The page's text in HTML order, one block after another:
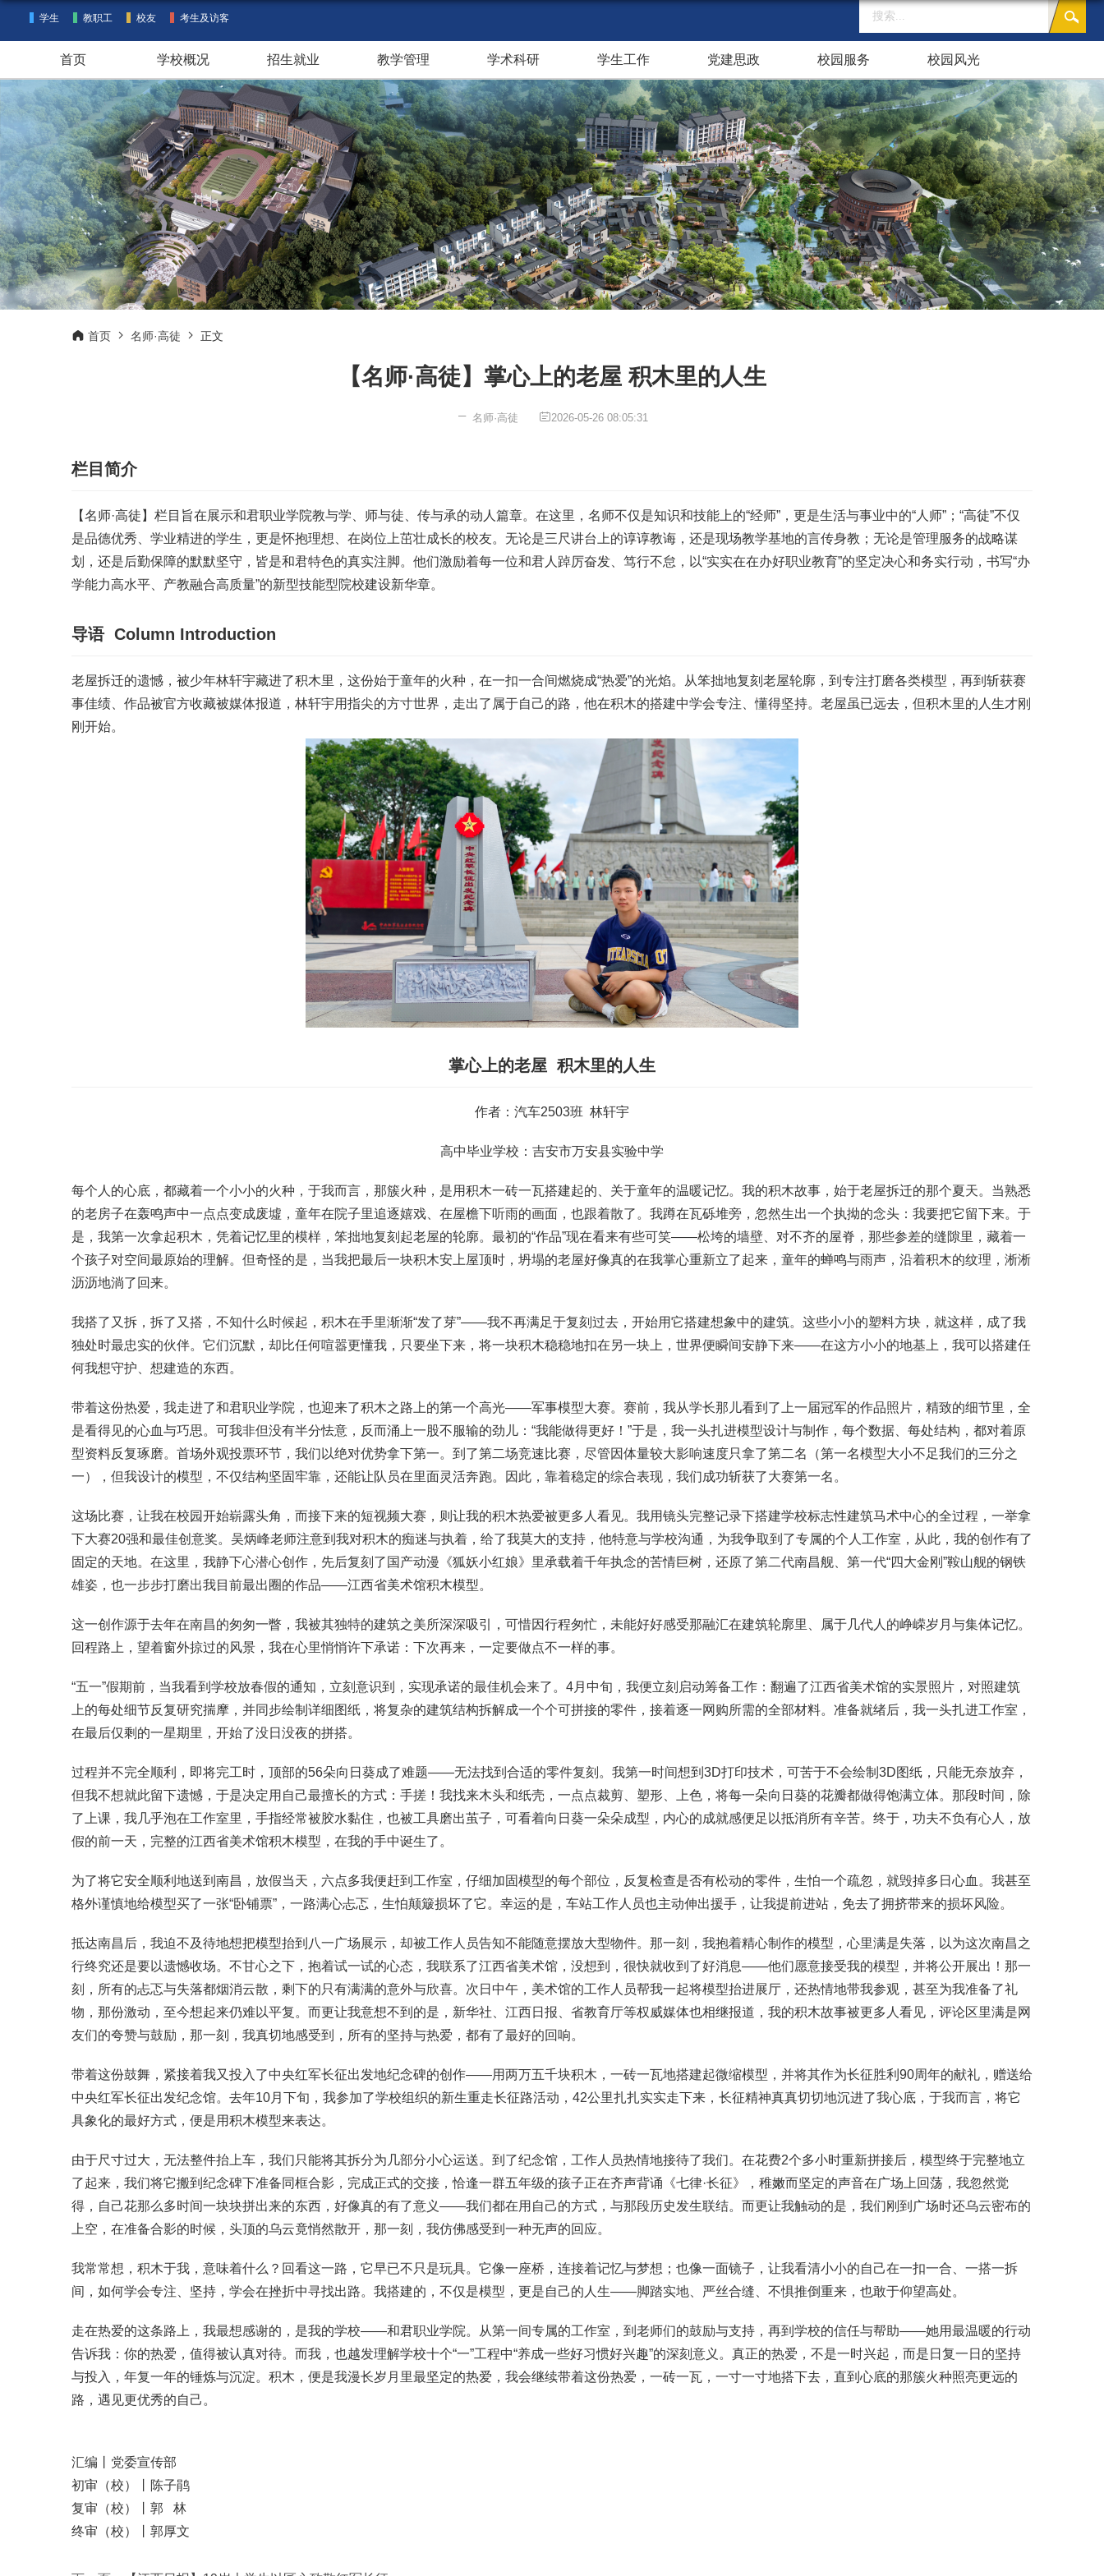
学生 教职工 校友 考生及访客
首页 学校概况 招生就业 教学管理 学术科研 学生工作 党建思政 校园服务 校园风光
首页 名师·高徒 正文
【名师·高徒】掌心上的老屋 积木里的人生
名师·高徒 2026-05-26 08:05:31
栏目简介
【名师·高徒】栏目旨在展示和君职业学院教与学、师与徒、传与承的动人篇章。在这里，名师不仅是知识和技能上的“经师”，更是生活与事业中的“人师”；“高徒”不仅
是品德优秀、学业精进的学生，更是怀抱理想、在岗位上茁壮成长的校友。无论是三尺讲台上的谆谆教诲，还是现场教学基地的言传身教；无论是管理服务的战略谋
划，还是后勤保障的默默坚守，皆是和君特色的真实注脚。他们激励着每一位和君人踔厉奋发、笃行不怠，以“实实在在办好职业教育”的坚定决心和务实行动，书写“办
学能力高水平、产教融合高质量”的新型技能型院校建设新华章。
导语 Column Introduction
老屋拆迁的遗憾，被少年林轩宇藏进了积木里，这份始于童年的火种，在一扣一合间燃烧成“热爱”的光焰。从笨拙地复刻老屋轮廓，到专注打磨各类模型，再到斩获赛
事佳绩、作品被官方收藏被媒体报道，林轩宇用指尖的方寸世界，走出了属于自己的路，他在积木的搭建中学会专注、懂得坚持。老屋虽已远去，但积木里的人生才刚
刚开始。
掌心上的老屋 积木里的人生
作者：汽车2503班 林轩宇
高中毕业学校：吉安市万安县实验中学
每个人的心底，都藏着一个小小的火种，于我而言，那簇火种，是用积木一砖一瓦搭建起的、关于童年的温暖记忆。我的积木故事，始于老屋拆迁的那个夏天。当熟悉
的老房子在轰鸣声中一点点变成废墟，童年在院子里追逐嬉戏、在屋檐下听雨的画面，也跟着散了。我蹲在瓦砾堆旁，忽然生出一个执拗的念头：我要把它留下来。于
是，我第一次拿起积木，凭着记忆里的模样，笨拙地复刻起老屋的轮廓。最初的“作品”现在看来有些可笑——松垮的墙壁、对不齐的屋脊，那些参差的缝隙里，藏着一
个孩子对空间最原始的理解。但奇怪的是，当我把最后一块积木安上屋顶时，坍塌的老屋好像真的在我掌心重新立了起来，童年的蝉鸣与雨声，沿着积木的纹理，淅淅
沥沥地淌了回来。
我搭了又拆，拆了又搭，不知什么时候起，积木在手里渐渐“发了芽”——我不再满足于复刻过去，开始用它搭建想象中的建筑。这些小小的塑料方块，就这样，成了我
独处时最忠实的伙伴。它们沉默，却比任何喧嚣更懂我，只要坐下来，将一块积木稳稳地扣在另一块上，世界便瞬间安静下来——在这方小小的地基上，我可以搭建任
何我想守护、想建造的东西。
带着这份热爱，我走进了和君职业学院，也迎来了积木之路上的第一个高光——军事模型大赛。赛前，我从学长那儿看到了上一届冠军的作品照片，精致的细节里，全
是看得见的心血与巧思。可我非但没有半分怯意，反而涌上一股不服输的劲儿：“我能做得更好！”于是，我一头扎进模型设计与制作，每个数据、每处结构，都对着原
型资料反复琢磨。首场外观投票环节，我们以绝对优势拿下第一。到了第二场竞速比赛，尽管因体量较大影响速度只拿了第二名（第一名模型大小不足我们的三分之
一），但我设计的模型，不仅结构坚固牢靠，还能让队员在里面灵活奔跑。因此，靠着稳定的综合表现，我们成功斩获了大赛第一名。
这场比赛，让我在校园开始崭露头角，而接下来的短视频大赛，则让我的积木热爱被更多人看见。我用镜头完整记录下搭建学校标志性建筑马术中心的全过程，一举拿
下大赛20强和最佳创意奖。吴炳峰老师注意到我对积木的痴迷与执着，给了我莫大的支持，他特意与学校沟通，为我争取到了专属的个人工作室，从此，我的创作有了
固定的天地。在这里，我静下心潜心创作，先后复刻了国产动漫《狐妖小红娘》里承载着千年执念的苦情巨树，还原了第二代南昌舰 、第一代“四大金刚”鞍山舰的钢铁
雄姿，也一步步打磨出我目前最出圈的作品——江西省美术馆积木模型。
这一创作源于去年在南昌的匆匆一瞥，我被其独特的建筑之美所深深吸引，可惜因行程匆忙，未能好好感受那融汇在建筑轮廓里、属于几代人的峥嵘岁月与集体记忆。
回程路上，望着窗外掠过的风景，我在心里悄悄许下承诺：下次再来，一定要做点不一样的事。
“五一”假期前，当我看到学校放春假的通知，立刻意识到，实现承诺的最佳机会来了。4月中旬，我便立刻启动筹备工作：翻遍了江西省美术馆的实景照片，对照建筑
上的每处细节反复研究揣摩，并同步绘制详细图纸，将复杂的建筑结构拆解成一个个可拼接的零件，接着逐一网购所需的全部材料。准备就绪后，我一头扎进工作室，
在最后仅剩的一星期里，开始了没日没夜的拼搭。
过程并不完全顺利，即将完工时，顶部的56朵向日葵成了难题——无法找到合适的零件复刻。我第一时间想到3D打印技术，可苦于不会绘制3D图纸，只能无奈放弃，
但我不想就此留下遗憾，于是决定用自己最擅长的方式：手搓！我找来木头和纸壳，一点点裁剪、塑形、上色，将每一朵向日葵的花瓣都做得饱满立体。那段时间，除
了上课，我几乎泡在工作室里，手指经常被胶水黏住，也被工具磨出茧子，可看着向日葵一朵朵成型，内心的成就感便足以抵消所有辛苦。终于，功夫不负有心人，放
假的前一天，完整的江西省美术馆积木模型，在我的手中诞生了。
为了将它安全顺利地送到南昌，放假当天，六点多我便赶到工作室，仔细加固模型的每个部位，反复检查是否有松动的零件，生怕一个疏忽，就毁掉多日心血。我甚至
格外谨慎地给模型买了一张“卧铺票”，一路满心忐忑，生怕颠簸损坏了它。幸运的是，车站工作人员也主动伸出援手，让我提前进站，免去了拥挤带来的损坏风险。
抵达南昌后，我迫不及待地想把模型抬到八一广场展示，却被工作人员告知不能随意摆放大型物件。那一刻，我抱着精心制作的模型，心里满是失落，以为这次南昌之
行终究还是要以遗憾收场。不甘心之下，抱着试一试的心态，我联系了江西省美术馆，没想到，很快就收到了好消息——他们愿意接受我的模型，并将公开展出！那一
刻，所有的忐忑与失落都烟消云散，剩下的只有满满的意外与欣喜。次日中午，美术馆的工作人员帮我一起将模型抬进展厅，还热情地带我参观，甚至为我准备了礼
物，那份激动，至今想起来仍难以平复。而更让我意想不到的是，新华社、江西日报、省教育厅等权威媒体也相继报道，我的积木故事被更多人看见，评论区里满是网
友们的夸赞与鼓励，那一刻，我真切地感受到，所有的坚持与热爱，都有了最好的回响。
带着这份鼓舞，紧接着我又投入了中央红军长征出发地纪念碑的创作——用两万五千块积木，一砖一瓦地搭建起微缩模型，并将其作为长征胜利90周年的献礼，赠送给
中央红军长征出发纪念馆。去年10月下旬，我参加了学校组织的新生重走长征路活动，42公里扎扎实实走下来，长征精神真真切切地沉进了我心底，于我而言，将它
具象化的最好方式，便是用积木模型来表达。
由于尺寸过大，无法整件抬上车，我们只能将其拆分为几部分小心运送。到了纪念馆，工作人员热情地接待了我们。在花费2个多小时重新拼接后，模型终于完整地立
了起来，我们将它搬到纪念碑下准备同框合影，完成正式的交接，恰逢一群五年级的孩子正在齐声背诵 《七律·长征》
，稚嫩而坚定的声音在广场上回荡，我忽然觉
得，自己花那么多时间一块块拼出来的东西，好像真的有了意义——我们都在用自己的方式，与那段历史发生联结。而更让我触动的是，我们刚到广场时还乌云密布的
上空，在准备合影的时候，头顶的乌云竟悄然散开，那一刻，我仿佛感受到一种无声的回应。
我常常想，积木于我，意味着什么？回看这一路，它早已不只是玩具。它像一座桥，连接着记忆与梦想；也像一面镜子，让我看清小小的自己在一扣一合、一搭一拆
间，如何学会专注、坚持，学会在挫折中寻找出路。我搭建的，不仅是模型，更是自己的人生——脚踏实地、严丝合缝、不惧推倒重来，也敢于仰望高处。
走在热爱的这条路上，我最想感谢的，是我的学校——和君职业学院。从第一间专属的工作室，到老师们的鼓励与支持，再到学校的信任与帮助——她用最温暖的行动
告诉我：你的热爱，值得被认真对待。而我，也越发理解学校十个“一”工程中“养成一些好习惯好兴趣”的深刻意义。真正的热爱，不是一时兴起，而是日复一日的坚持
与投入，年复一年的锤炼与沉淀。积木，便是我漫长岁月里最坚定的热爱，我会继续带着这份热爱，一砖一瓦，一寸一寸地搭下去，直到心底的那簇火种照亮更远的
路，遇见更优秀的自己。
汇编丨党委宣传部
初审（校）丨陈子鹃
复审（校）丨郭 林
终审（校）丨郭厚文